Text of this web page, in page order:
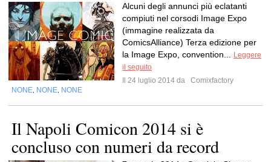
Alcuni degli annunci più eclatanti
compiuti nel corsodi Image Expo
(immagine realizzata da
ComicsAlliance) Terza edizione per
la Image Expo, convention...
Leggere
il seguito
Il 24 luglio 2014 da
Comixfactory
NONE NONE NONE
Il Napoli Comicon 2014 si è
concluso con numeri da record